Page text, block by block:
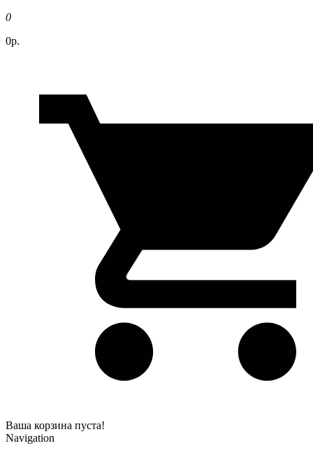
0
0р.
Ваша корзина пуста!
Navigation